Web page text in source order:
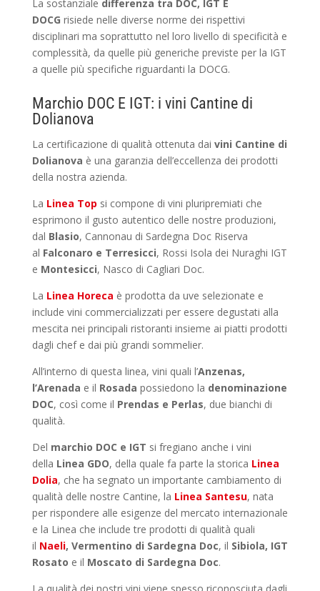
La sostanziale differenza tra DOC, IGT E
DOCG risiede nelle diverse norme dei rispettivi
disciplinari ma soprattutto nel loro livello di specificità e
complessità, da quelle più generiche previste per la IGT
a quelle più specifiche riguardanti la DOCG.
Marchio DOC E IGT: i vini Cantine di
Dolianova
La certificazione di qualità ottenuta dai vini Cantine di
Dolianova è una garanzia dell’eccellenza dei prodotti
della nostra azienda.
La Linea Top si compone di vini pluripremiati che
esprimono il gusto autentico delle nostre produzioni,
dal Blasio, Cannonau di Sardegna Doc Riserva
al Falconaro e Terresicci, Rossi Isola dei Nuraghi IGT
e Montesicci, Nasco di Cagliari Doc.
La Linea Horeca è prodotta da uve selezionate e
include vini commercializzati per essere degustati alla
mescita nei principali ristoranti insieme ai piatti prodotti
dagli chef e dai più grandi sommelier.
All’interno di questa linea, vini quali l’Anzenas,
l’Arenada e il Rosada possiedono la denominazione
DOC, così come il Prendas e Perlas, due bianchi di
qualità.
Del marchio DOC e IGT si fregiano anche i vini
della Linea GDO, della quale fa parte la storica Linea
Dolia, che ha segnato un importante cambiamento di
qualità delle nostre Cantine, la Linea Santesu, nata
per rispondere alle esigenze del mercato internazionale
e la Linea che include tre prodotti di qualità quali
il Naeli, Vermentino di Sardegna Doc, il Sibiola, IGT
Rosato e il Moscato di Sardegna Doc.